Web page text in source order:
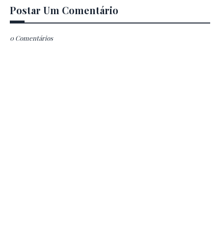
Postar Um Comentário
0 Comentários